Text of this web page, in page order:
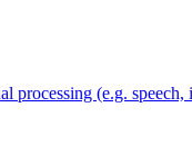
processing (e.g.